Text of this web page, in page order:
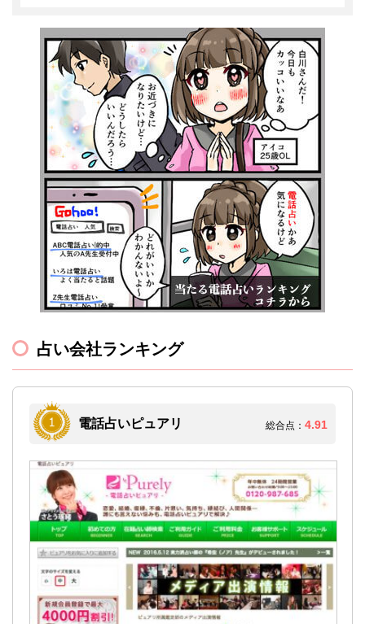
占い会社ランキング
電話占いピュアリ 総合点： 4.91